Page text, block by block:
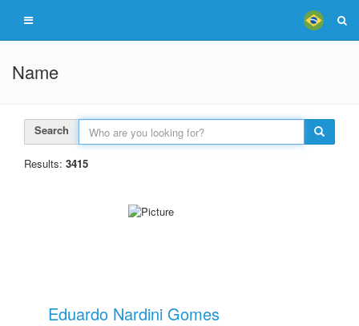
Name
Search
Results: 3415
Eduardo Nardini Gomes